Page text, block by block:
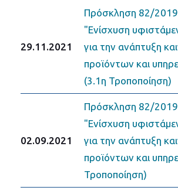
29.11.2021
Πρόσκληση 82/
"Ενίσχυση
για την ανάπτυξη
προϊόντων και
(3.1η Τροποποίηση)
02.09.2021
Πρόσκληση 82/
"Ενίσχυση
για την ανάπτυξη
προϊόντων και
Τροποποίηση)